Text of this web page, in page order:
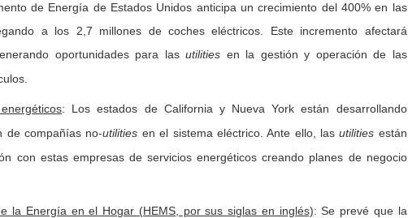
de Energía de Estados Unidos anticipa un crecimiento del 400% en las
a los 2,7 millones de coches eléctricos. Este incremento afectará
oportunidades para lasutilities en la gestión y operación de las
: Los estados de California y Nueva York están desarrollando
de compañías no-utilities en el sistema eléctrico. Ante ello, lasutilities están
con estas empresas de servicios energéticos creando planes de negocio
la Energía en el Hogar (HEMS, por sus siglas en inglés): Se prevé que la